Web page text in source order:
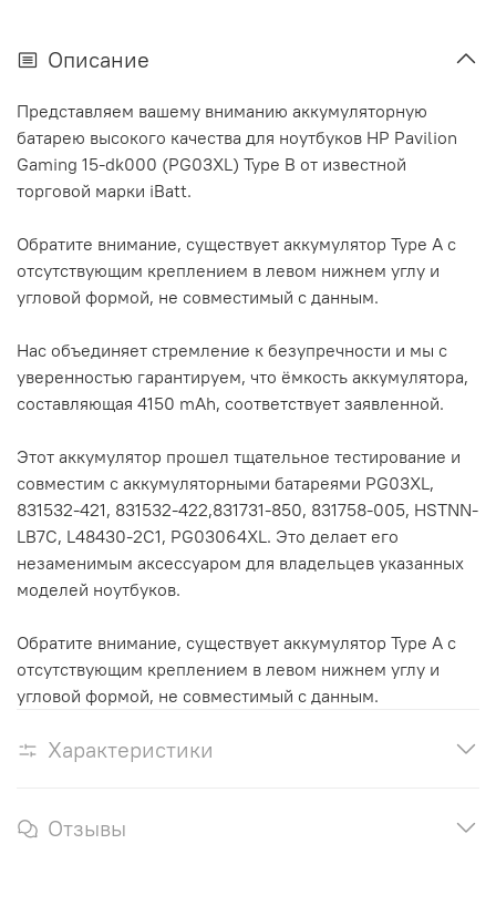
Описание
Представляем вашему вниманию аккумуляторную
батарею высокого качества для ноутбуков HP Pavilion
Gaming 15-dk000 (PG03XL) Type B от известной
торговой марки iBatt.
Обратите внимание, существует аккумулятор Type A с
отсутствующим креплением в левом нижнем углу и
угловой формой, не совместимый с данным.
Нас объединяет стремление к безупречности и мы с
уверенностью гарантируем, что ёмкость аккумулятора,
составляющая 4150 mAh, соответствует заявленной.
Этот аккумулятор прошел тщательное тестирование и
совместим с аккумуляторными батареями PG03XL,
831532-421, 831532-422,831731-850, 831758-005, HSTNN-
LB7C, L48430-2C1, PG03064XL. Это делает его
незаменимым аксессуаром для владельцев указанных
моделей ноутбуков.
Обратите внимание, существует аккумулятор Type A с
отсутствующим креплением в левом нижнем углу и
угловой формой, не совместимый с данным.
Характеристики
Отзывы